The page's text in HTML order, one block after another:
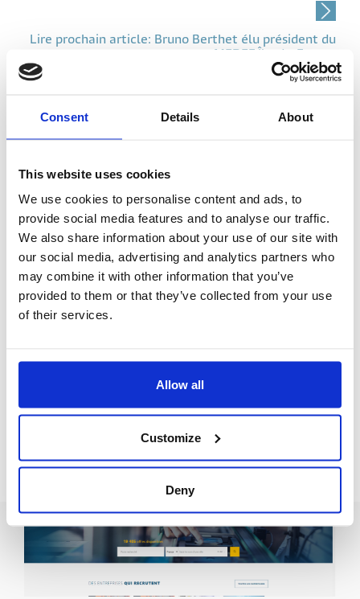
Consent Details About
This website uses cookies
We use cookies to personalise content and ads, to
provide social media features and to analyse our traffic.
We also share information about your use of our site with
our social media, advertising and analytics partners who
may combine it with other information that you’ve
provided to them or that they’ve collected from your use
of their services.
Allow all
Customize
Deny
Lire prochain article: Bruno Berthet élu président du
ROSAN et Héloïse ROCHE ont pu être accueillis par les
équipes de CATU, entreprise adhérente située à
Bagneux dans le 92.